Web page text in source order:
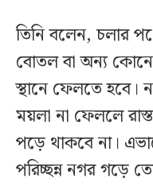
তিনি বলেন, চলার
বোতল বা অন্য কোনো
স্থানে ফেলতে হবে।
ময়লা না ফেললে
পড়ে থাকবে না।
পরিচ্ছন্ন নগর গড়ে